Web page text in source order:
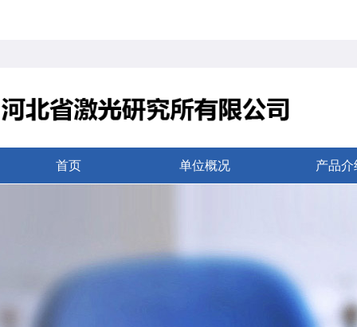
首页 单位概况 产品介